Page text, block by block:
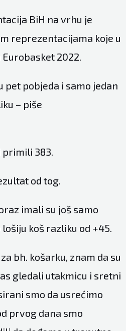
BiH na vrhu je
reprezentacijama koje u
2022.
pet pobjeda i samo jedan
– piše
primili 383.
od tog.
imali su još samo
koš razliku od +45.
bh. košarku, znam da su
gledali utakmicu i sretni
smo da usrećimo
prvog dana smo